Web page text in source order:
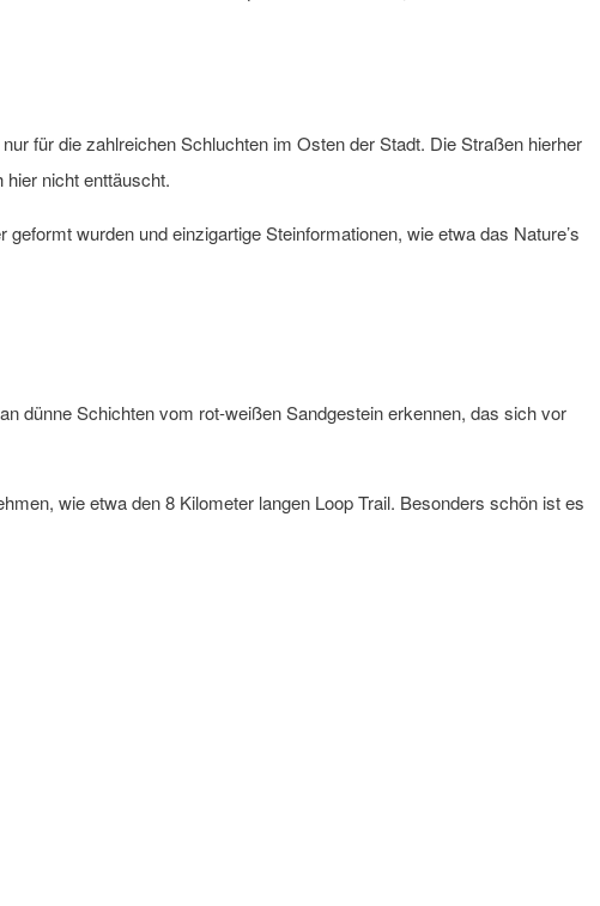
für die zahlreichen Schluchten im Osten der Stadt. Die Straßen hierher
nicht enttäuscht.
wurden und einzigartige Steinformationen, wie etwa das Nature’s
dünne Schichten vom rot-weißen Sandgestein erkennen, das sich vor
wie etwa den 8 Kilometer langen Loop Trail. Besonders schön ist es